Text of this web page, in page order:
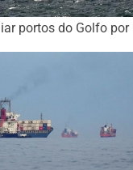
portos do Golfo por